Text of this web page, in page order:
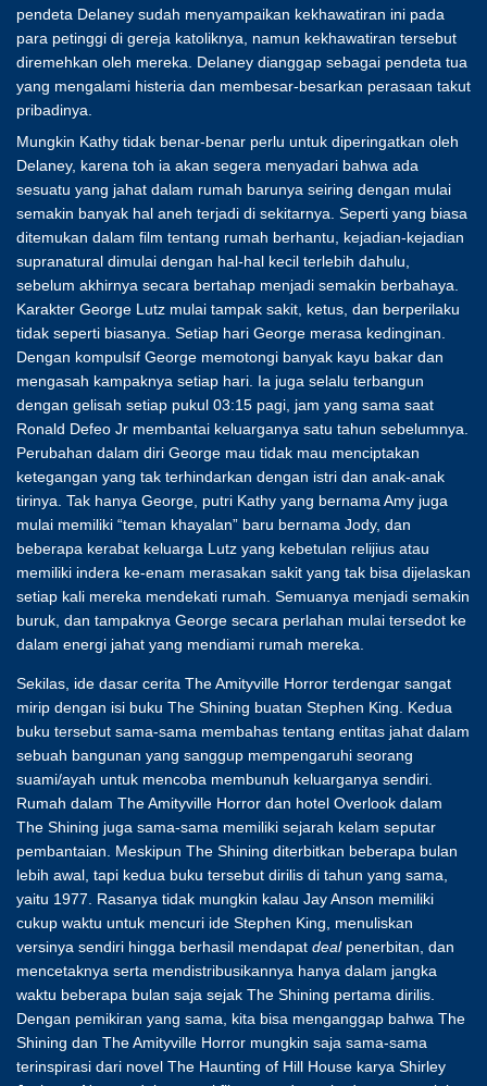
pendeta Delaney sudah menyampaikan kekhawatiran ini pada
para petinggi di gereja katoliknya, namun kekhawatiran tersebut
diremehkan oleh mereka. Delaney dianggap sebagai pendeta tua
yang mengalami histeria dan membesar-besarkan perasaan takut
pribadinya.
Mungkin Kathy tidak benar-benar perlu untuk diperingatkan oleh
Delaney, karena toh ia akan segera menyadari bahwa ada
sesuatu yang jahat dalam rumah barunya seiring dengan mulai
semakin banyak hal aneh terjadi di sekitarnya. Seperti yang biasa
ditemukan dalam film tentang rumah berhantu, kejadian-kejadian
supranatural dimulai dengan hal-hal kecil terlebih dahulu,
sebelum akhirnya secara bertahap menjadi semakin berbahaya.
Karakter George Lutz mulai tampak sakit, ketus, dan berperilaku
tidak seperti biasanya. Setiap hari George merasa kedinginan.
Dengan kompulsif George memotongi banyak kayu bakar dan
mengasah kampaknya setiap hari. Ia juga selalu terbangun
dengan gelisah setiap pukul 03:15 pagi, jam yang sama saat
Ronald Defeo Jr membantai keluarganya satu tahun sebelumnya.
Perubahan dalam diri George mau tidak mau menciptakan
ketegangan yang tak terhindarkan dengan istri dan anak-anak
tirinya. Tak hanya George, putri Kathy yang bernama Amy juga
mulai memiliki “teman khayalan” baru bernama Jody, dan
beberapa kerabat keluarga Lutz yang kebetulan relijius atau
memiliki indera ke-enam merasakan sakit yang tak bisa dijelaskan
setiap kali mereka mendekati rumah. Semuanya menjadi semakin
buruk, dan tampaknya George secara perlahan mulai tersedot ke
dalam energi jahat yang mendiami rumah mereka.
Sekilas, ide dasar cerita The Amityville Horror terdengar sangat
mirip dengan isi buku The Shining buatan Stephen King. Kedua
buku tersebut sama-sama membahas tentang entitas jahat dalam
sebuah bangunan yang sanggup mempengaruhi seorang
suami/ayah untuk mencoba membunuh keluarganya sendiri.
Rumah dalam The Amityville Horror dan hotel Overlook dalam
The Shining juga sama-sama memiliki sejarah kelam seputar
pembantaian. Meskipun The Shining diterbitkan beberapa bulan
lebih awal, tapi kedua buku tersebut dirilis di tahun yang sama,
yaitu 1977. Rasanya tidak mungkin kalau Jay Anson memiliki
cukup waktu untuk mencuri ide Stephen King, menuliskan
versinya sendiri hingga berhasil mendapat dealpenerbitan, dan
mencetaknya serta mendistribusikannya hanya dalam jangka
waktu beberapa bulan saja sejak The Shining pertama dirilis.
Dengan pemikiran yang sama, kita bisa menganggap bahwa The
Shining dan The Amityville Horror mungkin saja sama-sama
terinspirasi dari novel The Haunting of Hill House karya Shirley